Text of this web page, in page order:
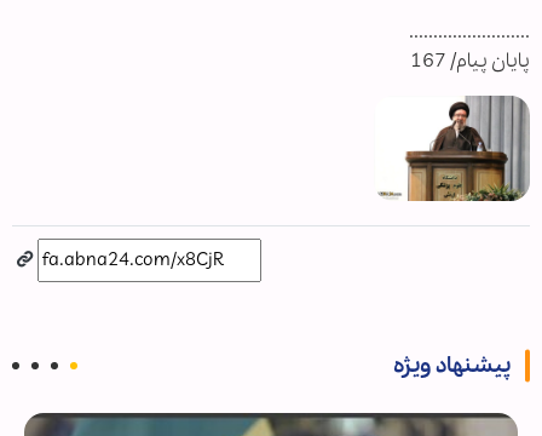
.........................
پایان پیام/ 167
پیشنهاد ویژه